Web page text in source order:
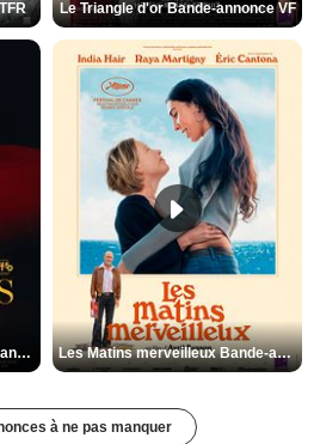
Le Triangle d'or Bande-annonce VF
Les Silences de Riyad Bande-annonce VO STFR Les Matins merveilleux Bande-annonce VF
à ne pas manquer